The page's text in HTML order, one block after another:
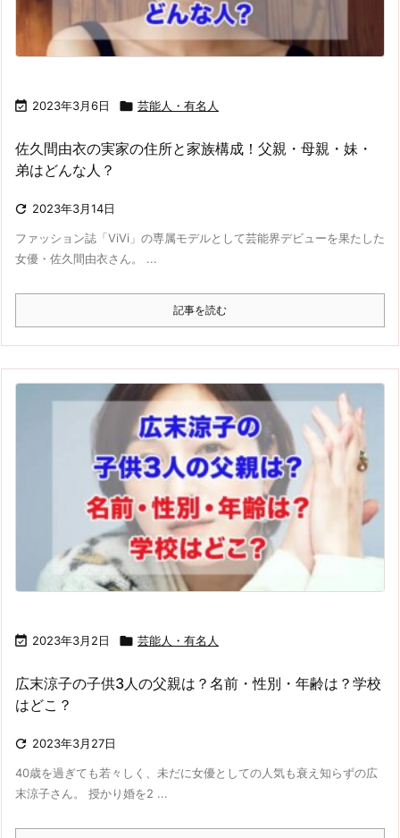
 2023年3月6日  芸能人・有名人
佐久間由衣の実家の住所と家族構成！父親・母親・妹・
弟はどんな人？
 2023年3月14日
ファッション誌「ViVi」の専属モデルとして芸能界デビューを果たした
女優・佐久間由衣さん。 ...
記事を読む
 2023年3月2日  芸能人・有名人
広末涼子の子供3人の父親は？名前・性別・年齢は？学校
はどこ？
 2023年3月27日
40歳を過ぎても若々しく、未だに女優としての人気も衰え知らずの広
末涼子さん。 授かり婚を2 ...